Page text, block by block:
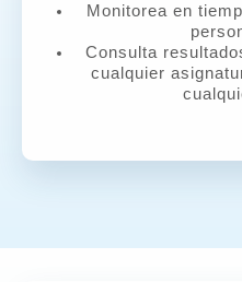
Monitorea en
Consulta
cualquier